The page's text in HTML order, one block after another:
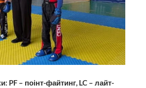
PF – поінт-файтинг, LC – лайт-